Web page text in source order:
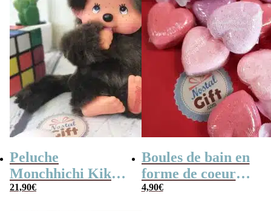
Peluche
Monchhichi Kiki
l’original (20 cm)
21,90€
Boules de bain en
forme de coeur
x10
4,90€